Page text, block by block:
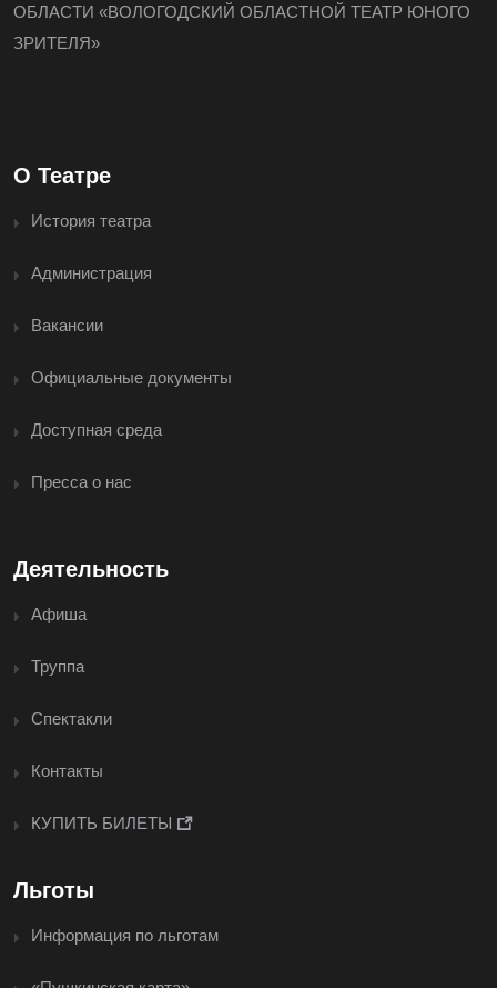
ОБЛАСТИ «ВОЛОГОДСКИЙ ОБЛАСТНОЙ ТЕАТР ЮНОГО
ЗРИТЕЛЯ»
О Театре
История театра
Администрация
Вакансии
Официальные документы
Доступная среда
Пресса о нас
Деятельность
Афиша
Труппа
Спектакли
Контакты
КУПИТЬ БИЛЕТЫ
Льготы
Информация по льготам